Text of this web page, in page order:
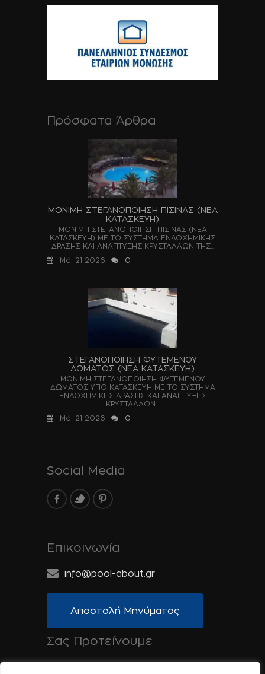
Πρόσφατα Άρθρα
ΜΟΝΙΜΗ ΣΤΕΓΑΝΟΠΟΙΗΣΗ ΠΙΣΙΝΑΣ (ΝΕΑ
ΚΑΤΑΣΚΕΥΗ)
ΜΟΝΙΜΗ ΣΤΕΓΑΝΟΠΟΙΗΣΗ ΠΙΣΙΝΑΣ (ΝΕΑ
ΚΑΤΑΣΚΕΥΗ) ΜΕ ΤΟ ΣΥΣΤΗΜΑ ΕΝΔΟΧΗΜΙΚΗΣ
ΔΡΑΣΗΣ ΚΑΙ ΑΝΑΠΤΥΞΗΣ ΚΡΥΣΤΑΛΛΩΝ ΤΗΣ...
Μάι 21 2026
0
ΣΤΕΓΑΝΟΠΟΙΗΣΗ ΦΥΤΕΜΕΝΟΥ
ΔΩΜΑΤΟΣ (ΝΕΑ ΚΑΤΑΣΚΕΥΗ)
ΜΟΝΙΜΗ ΣΤΕΓΑΝΟΠΟΙΗΣΗ ΦΥΤΕΜΕΝΟΥ
ΔΩΜΑΤΟΣ ΥΠΟ ΚΑΤΑΣΚΕΥΗ ΜΕ ΤΟ ΣΥΣΤΗΜΑ
ΕΝΔΟΧΗΜΙΚΗΣ ΔΡΑΣΗΣ ΚΑΙ ΑΝΑΠΤΥΞΗΣ
ΚΡΥΣΤΑΛΛΩΝ...
Μάι 21 2026
0
Social Media
Επικοινωνία
info@pool-about.gr
Αποστολή Μηνύματος
Σας Προτείνουμε